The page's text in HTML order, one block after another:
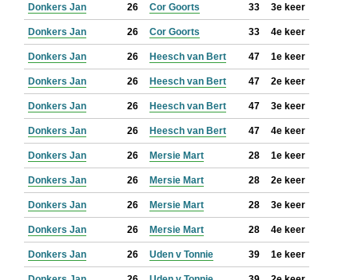
Donkers Jan 26 Cor Goorts 33 3e keer
Donkers Jan 26 Cor Goorts 33 4e keer
Donkers Jan 26 Heesch van Bert 47 1e keer
Donkers Jan 26 Heesch van Bert 47 2e keer
Donkers Jan 26 Heesch van Bert 47 3e keer
Donkers Jan 26 Heesch van Bert 47 4e keer
Donkers Jan 26 Mersie Mart 28 1e keer
Donkers Jan 26 Mersie Mart 28 2e keer
Donkers Jan 26 Mersie Mart 28 3e keer
Donkers Jan 26 Mersie Mart 28 4e keer
Donkers Jan 26 Uden v Tonnie 39 1e keer